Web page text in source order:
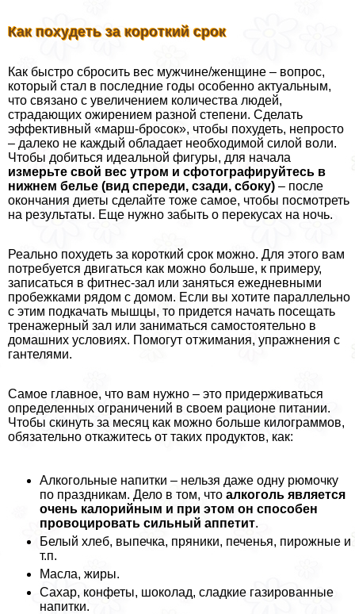
Как похудеть за короткий срок
Как быстро сбросить вес мужчине/женщине – вопрос,
который стал в последние годы особенно актуальным,
что связано с увеличением количества людей,
страдающих ожирением разной степени. Сделать
эффективный «марш-бросок», чтобы похудеть, непросто
– далеко не каждый обладает необходимой силой воли.
Чтобы добиться идеальной фигуры, для начала
измерьте свой вес утром и сфотографируйтесь в
нижнем белье (вид спереди, сзади, сбоку) – после
окончания диеты сделайте тоже самое, чтобы посмотреть
на результаты. Еще нужно забыть о перекусах на ночь.
Реально похудеть за короткий срок можно. Для этого вам
потребуется двигаться как можно больше, к примеру,
записаться в фитнес-зал или заняться ежедневными
пробежками рядом с домом. Если вы хотите параллельно
с этим подкачать мышцы, то придется начать посещать
тренажерный зал или заниматься самостоятельно в
домашних условиях. Помогут отжимания, упражнения с
гантелями.
Самое главное, что вам нужно – это придерживаться
определенных ограничений в своем рационе питании.
Чтобы скинуть за месяц как можно больше килограммов,
обязательно откажитесь от таких продуктов, как:
Алкогольные напитки – нельзя даже одну рюмочку
по праздникам. Дело в том, что алкоголь является
очень калорийным и при этом он способен
провоцировать сильный аппетит.
Белый хлеб, выпечка, пряники, печенья, пирожные и
т.п.
Масла, жиры.
Сахар, конфеты, шоколад, сладкие газированные
напитки.